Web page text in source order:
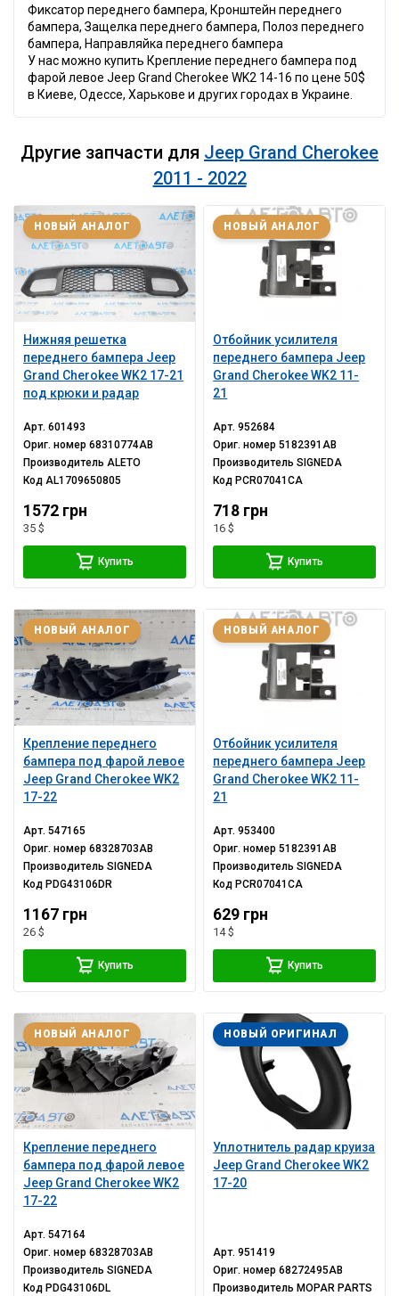
Фиксатор переднего бампера, Кронштейн переднего
бампера, Защелка переднего бампера, Полоз переднего
бампера, Направляйка переднего бампера
У нас можно купить Крепление переднего бампера под
фарой левое Jeep Grand Cherokee WK2 14-16 по цене 50$
в Киеве, Одессе, Харькове и других городах в Украине.
Другие запчасти для Jeep Grand Cherokee
2011 - 2022
Нижняя решетка
переднего бампера Jeep
Grand Cherokee WK2 17-21
под крюки и радар
НОВЫЙ АНАЛОГ
Арт.601493
Ориг. номер68310774AB
ПроизводительALETO
КодAL1709650805
1572 грн
35 $
Купить
Отбойник усилителя
переднего бампера Jeep
Grand Cherokee WK2 11-
21
НОВЫЙ АНАЛОГ
Арт.952684
Ориг. номер5182391AB
ПроизводительSIGNEDA
Код PCR07041CA
718 грн
16 $
Купить
Крепление переднего
бампера под фарой левое
Jeep Grand Cherokee WK2
17-22
НОВЫЙ АНАЛОГ
Арт.547165
Ориг. номер68328703AB
ПроизводительSIGNEDA
Код PDG43106DR
1167 грн
26 $
Купить
Отбойник усилителя
переднего бампера Jeep
Grand Cherokee WK2 11-
21
НОВЫЙ АНАЛОГ
Арт.953400
Ориг. номер5182391AB
ПроизводительSIGNEDA
Код PCR07041CA
629 грн
14 $
Купить
Крепление переднего
бампера под фарой левое
Jeep Grand Cherokee WK2
17-22
НОВЫЙ АНАЛОГ
Арт.547164
Ориг. номер68328703AB
ПроизводительSIGNEDA
Код PDG43106DL
Уплотнитель радар круиза
Jeep Grand Cherokee WK2
17-20
НОВЫЙ ОРИГИНАЛ
Арт.951419
Ориг. номер68272495AB
Производитель MOPAR PARTS